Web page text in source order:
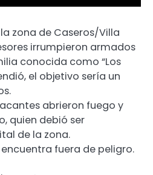
zona de Caseros/Villa
irrumpieron armados
conocida como “Los
el objetivo sería un
abrieron fuego y
quien debió ser
de la zona.
fuera de peligro.